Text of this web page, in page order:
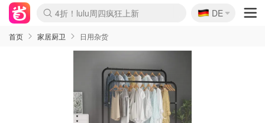
Boticinal 夏促开抢！
4折！lulu周四疯狂上新
还没结束！&OtherStories大促
Joybuy变相75折 随时失效
速领！Stanley独家85折
疑似霸哥！Camper额外叠85折
Zalando 奥莱闪促！每日更新
Moncler反季囤！5折起+叠9折
Coach Brooklyn仅€192
🇩🇪
DE
首页 家居厨卫 日用杂货